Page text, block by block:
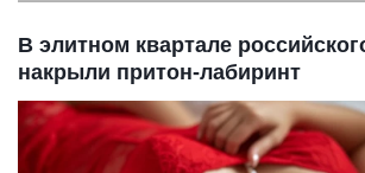
В элитном квартале
накрыли притон-лабиринт